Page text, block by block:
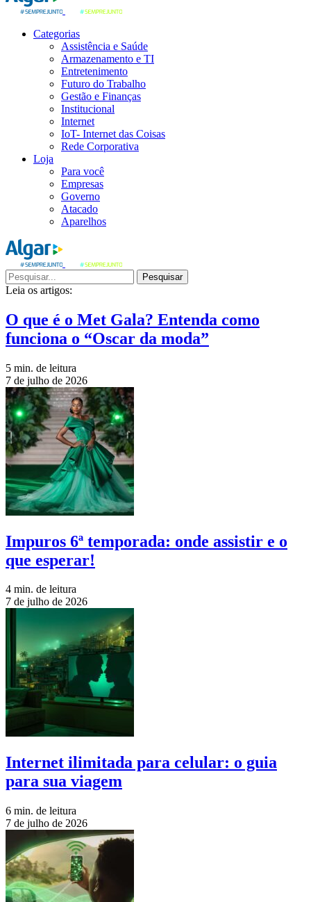
Categorias
Assistência e Saúde
Armazenamento e TI
Entretenimento
Futuro do Trabalho
Gestão e Finanças
Institucional
Internet
IoT- Internet das Coisas
Rede Corporativa
Loja
Para você
Empresas
Governo
Atacado
Aparelhos
Pesquisar
Leia os artigos:
O que é o Met Gala? Entenda como
funciona o “Oscar da moda”
5 min. de leitura
7 de julho de 2026
Impuros 6ª temporada: onde assistir e o
que esperar!
4 min. de leitura
7 de julho de 2026
Internet ilimitada para celular: o guia
para sua viagem
6 min. de leitura
7 de julho de 2026